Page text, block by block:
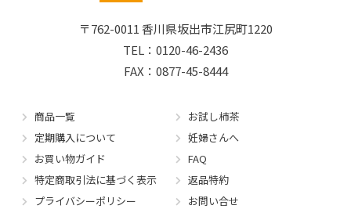
〒762-0011香川県坂出市江尻町1220
TEL：0120-46-2436
FAX：0877-45-8444
商品一覧
お試し柿茶
定期購入について
妊婦さんへ
お買い物ガイド
FAQ
特定商取引法に基づく表示
返品特約
プライバシーポリシー
お問い合せ